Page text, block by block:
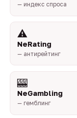
— индекс спроса
⚠️
NeRating
— антирейтинг
🎰
NeGambling
— гемблинг